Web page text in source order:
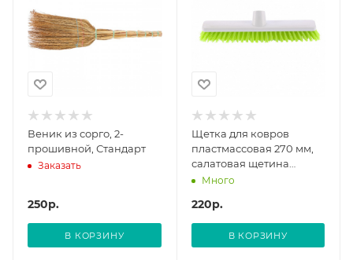
Веник из сорго, 2-
прошивной, Стандарт
Заказать
250р.
В КОРЗИНУ
Щетка для ковров
пластмассовая 270 мм,
салатовая щетина
Home// Palisad
Много
220р.
В КОРЗИНУ